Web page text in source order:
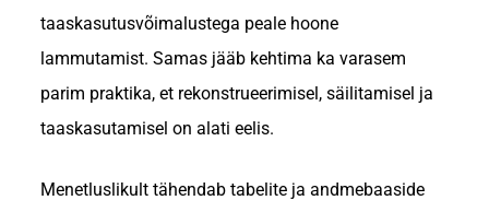
taaskasutusvõimalustega peale hoone
lammutamist. Samas jääb kehtima ka varasem
parim praktika, et rekonstrueerimisel, säilitamisel ja
taaskasutamisel on alati eelis.
Menetluslikult tähendab tabelite ja andmebaaside